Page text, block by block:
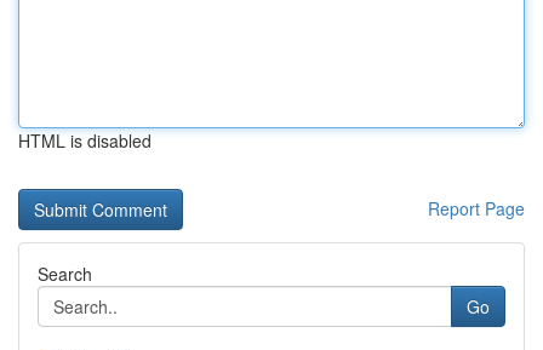
HTML is disabled
Report Page
Search
Go